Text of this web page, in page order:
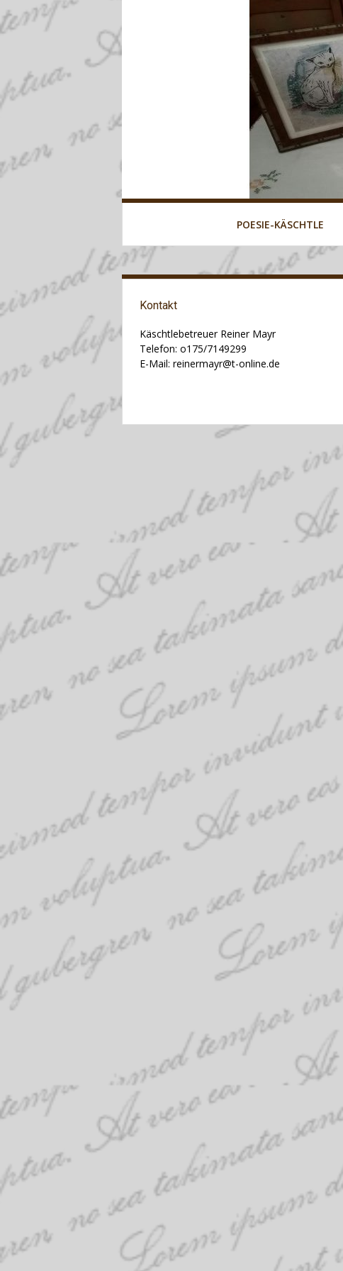
POESIE-KÄSCHTLE
Kontakt
Käschtlebetreuer Reiner Mayr
Telefon: o175/7149299
E-Mail: reinermayr@t-online.de